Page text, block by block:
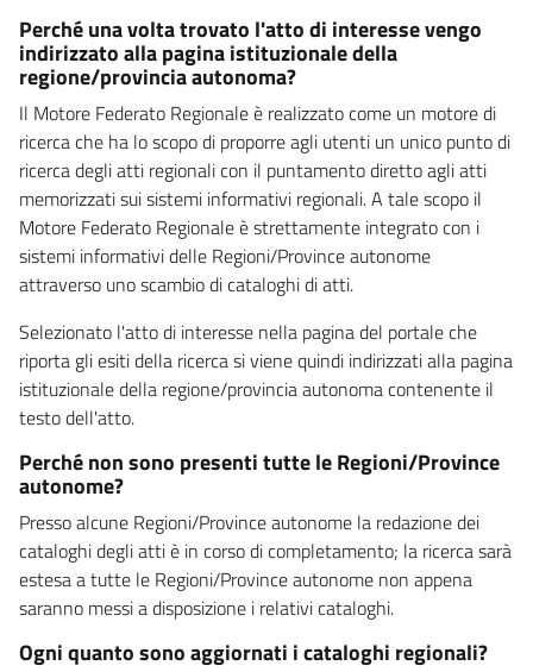
Perché una volta trovato l'atto di interesse vengo
indirizzato alla pagina istituzionale della
regione/provincia autonoma?
Il Motore Federato Regionale è realizzato come un motore di
ricerca che ha lo scopo di proporre agli utenti un unico punto di
ricerca degli atti regionali con il puntamento diretto agli atti
memorizzati sui sistemi informativi regionali. A tale scopo il
Motore Federato Regionale è strettamente integrato con i
sistemi informativi delle Regioni/Province autonome
attraverso uno scambio di cataloghi di atti.
Selezionato l'atto di interesse nella pagina del portale che
riporta gli esiti della ricerca si viene quindi indirizzati alla pagina
istituzionale della regione/provincia autonoma contenente il
testo dell'atto.
Perché non sono presenti tutte le Regioni/Province
autonome?
Presso alcune Regioni/Province autonome la redazione dei
cataloghi degli atti è in corso di completamento; la ricerca sarà
estesa a tutte le Regioni/Province autonome non appena
saranno messi a disposizione i relativi cataloghi.
Ogni quanto sono aggiornati i cataloghi regionali?